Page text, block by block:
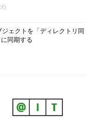
)
ェクトを「ディレクトリ同
同期する